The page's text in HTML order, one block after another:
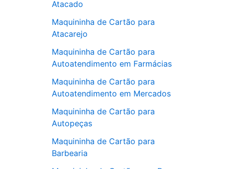
Atacado
Maquininha de Cartão para
Atacarejo
Maquininha de Cartão para
Autoatendimento em Farmácias
Maquininha de Cartão para
Autoatendimento em Mercados
Maquininha de Cartão para
Autopeças
Maquininha de Cartão para
Barbearia